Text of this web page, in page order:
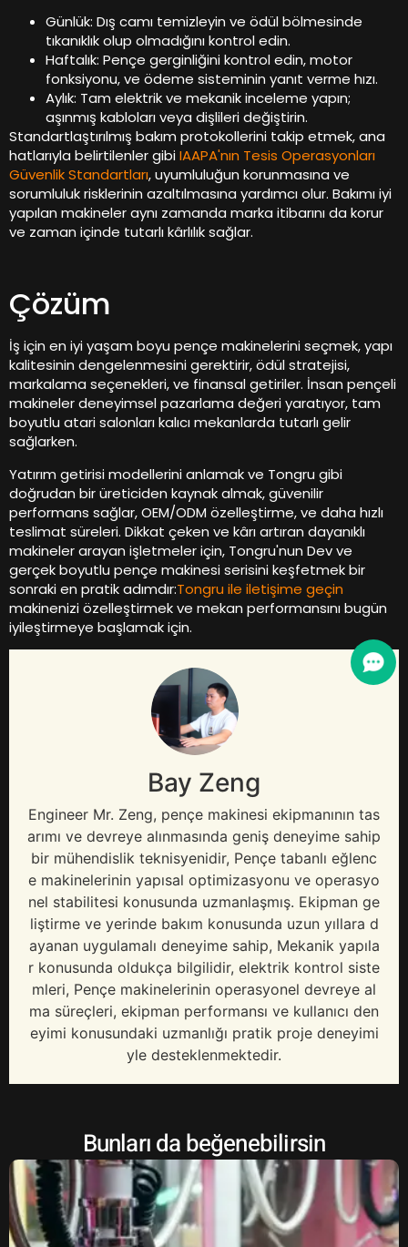
Günlük: Dış camı temizleyin ve ödül bölmesinde
tıkanıklık olup olmadığını kontrol edin.
Haftalık: Pençe gerginliğini kontrol edin, motor
fonksiyonu, ve ödeme sisteminin yanıt verme hızı.
Aylık: Tam elektrik ve mekanik inceleme yapın;
aşınmış kabloları veya dişlileri değiştirin.
Standartlaştırılmış bakım protokollerini takip etmek, ana
hatlarıyla belirtilenler gibiIAAPA'nın Tesis Operasyonları
Güvenlik Standartları, uyumluluğun korunmasına ve
sorumluluk risklerinin azaltılmasına yardımcı olur. Bakımı iyi
yapılan makineler aynı zamanda marka itibarını da korur
ve zaman içinde tutarlı kârlılık sağlar.
Çözüm
İş için en iyi yaşam boyu pençe makinelerini seçmek, yapı
kalitesinin dengelenmesini gerektirir, ödül stratejisi,
markalama seçenekleri, ve finansal getiriler. İnsan pençeli
makineler deneyimsel pazarlama değeri yaratıyor, tam
boyutlu atari salonları kalıcı mekanlarda tutarlı gelir
sağlarken.
Yatırım getirisi modellerini anlamak ve Tongru gibi
doğrudan bir üreticiden kaynak almak, güvenilir
performans sağlar, OEM/ODM özelleştirme, ve daha hızlı
teslimat süreleri. Dikkat çeken ve kârı artıran dayanıklı
makineler arayan işletmeler için, Tongru'nun Dev ve
gerçek boyutlu pençe makinesi serisini keşfetmek bir
sonraki en pratik adımdır:Tongru ile iletişime geçin
makinenizi özelleştirmek ve mekan performansını bugün
iyileştirmeye başlamak için.
Bay Zeng
Engineer Mr. Zeng, pençe makinesi ekipmanının tas
arımı ve devreye alınmasında geniş deneyime sahip
bir mühendislik teknisyenidir, Pençe tabanlı eğlenc
e makinelerinin yapısal optimizasyonu ve operasyo
nel stabilitesi konusunda uzmanlaşmış. Ekipman ge
liştirme ve yerinde bakım konusunda uzun yıllara d
ayanan uygulamalı deneyime sahip, Mekanik yapıla
r konusunda oldukça bilgilidir, elektrik kontrol siste
mleri, Pençe makinelerinin operasyonel devreye al
ma süreçleri, ekipman performansı ve kullanıcı den
eyimi konusundaki uzmanlığı pratik proje deneyimi
yle desteklenmektedir.
Bunları da beğenebilirsin